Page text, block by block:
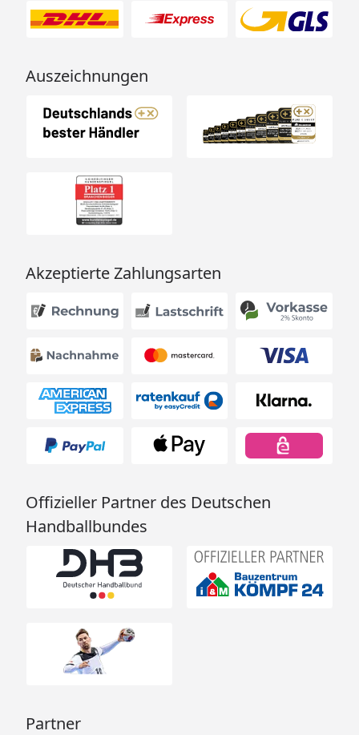
Auszeichnungen
Akzeptierte Zahlungsarten
Offizieller Partner des Deutschen
Handballbundes
Partner